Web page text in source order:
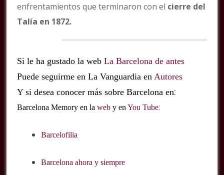
enfrentamientos que terminaron con el cierre del
Talía en 1872.
Si le ha gustado la webLa Barcelona de antes
Puede seguirme en La Vanguardia en Autores
Y si desea conocer más sobre Barcelona en:
Barcelona Memory en laweb y enYou Tube:
Barcelofilia
Barcelona ahora y siempre